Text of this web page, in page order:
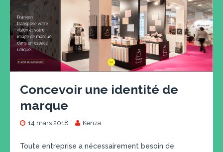
Concevoir une identité de
marque
14 mars 2018 Kenza
Toute entreprise a nécessairement besoin de